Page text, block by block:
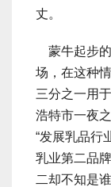
丈。
蒙牛起步的
场，在这种
三分之一用
浩特市一夜
“发展乳品行
乳业第二品
二却不知是